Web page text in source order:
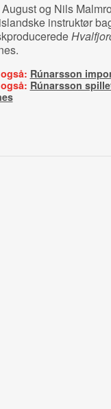
og Nils
instruktør
Rúnarsson
Rúnarsson